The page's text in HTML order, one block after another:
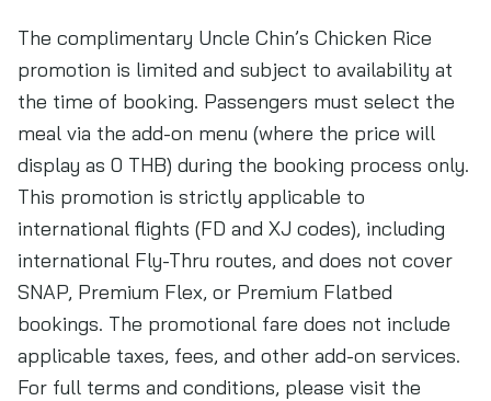
The complimentary Uncle Chin’s Chicken Rice
promotion is limited and subject to availability at
the time of booking. Passengers must select the
meal via the add-on menu (where the price will
display as 0 THB) during the booking process only.
This promotion is strictly applicable to
international flights (FD and XJ codes), including
international Fly-Thru routes, and does not cover
SNAP, Premium Flex, or Premium Flatbed
bookings. The promotional fare does not include
applicable taxes, fees, and other add-on services.
For full terms and conditions, please visit the